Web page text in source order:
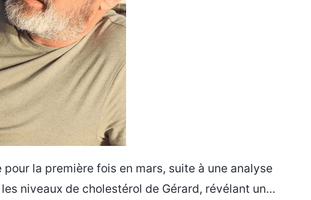
la première fois en mars, suite à une analyse
niveaux de cholestérol de Gérard, révélant un…